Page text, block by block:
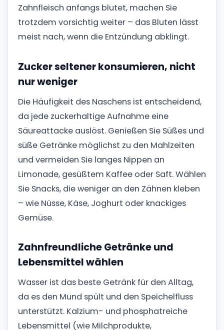
Zahnfleisch anfangs blutet, machen Sie
trotzdem vorsichtig weiter – das Bluten lässt
meist nach, wenn die Entzündung abklingt.
Zucker seltener konsumieren, nicht
nur weniger
Die Häufigkeit des Naschens ist entscheidend,
da jede zuckerhaltige Aufnahme eine
Säureattacke auslöst. Genießen Sie Süßes und
süße Getränke möglichst zu den Mahlzeiten
und vermeiden Sie langes Nippen an
Limonade, gesüßtem Kaffee oder Saft. Wählen
Sie Snacks, die weniger an den Zähnen kleben
– wie Nüsse, Käse, Joghurt oder knackiges
Gemüse.
Zahnfreundliche Getränke und
Lebensmittel wählen
Wasser ist das beste Getränk für den Alltag,
da es den Mund spült und den Speichelfluss
unterstützt. Kalzium- und phosphatreiche
Lebensmittel (wie Milchprodukte,